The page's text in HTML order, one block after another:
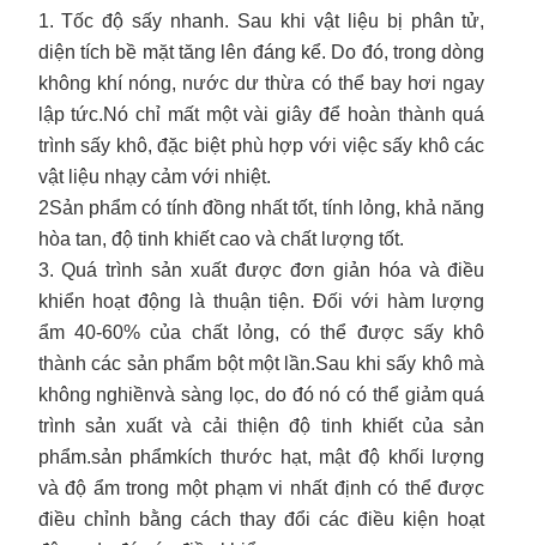
1. Tốc độ sấy nhanh. Sau khi vật liệu bị phân tử,
diện tích bề mặt tăng lên đáng kể. Do đó, trong dòng
không khí nóng, nước dư thừa có thể bay hơi ngay
lập tức.Nó chỉ mất một vài giây để hoàn thành quá
trình sấy khô, đặc biệt phù hợp với việc sấy khô các
vật liệu nhạy cảm với nhiệt.
2Sản phẩm có tính đồng nhất tốt, tính lỏng, khả năng
hòa tan, độ tinh khiết cao và chất lượng tốt.
3. Quá trình sản xuất được đơn giản hóa và điều
khiển hoạt động là thuận tiện. Đối với hàm lượng
ẩm 40-60% của chất lỏng, có thể được sấy khô
thành các sản phẩm bột một lần.Sau khi sấy khô mà
không nghiềnvà sàng lọc, do đó nó có thể giảm quá
trình sản xuất và cải thiện độ tinh khiết của sản
phẩm.sản phẩmkích thước hạt, mật độ khối lượng
và độ ẩm trong một phạm vi nhất định có thể được
điều chỉnh bằng cách thay đổi các điều kiện hoạt